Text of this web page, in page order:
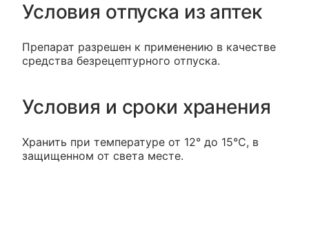
Условия отпуска из аптек
Препарат разрешен к применению в качестве
средства безрецептурного отпуска.
Условия и сроки хранения
Хранить при температуре от 12° до 15°С, в
защищенном от света месте.